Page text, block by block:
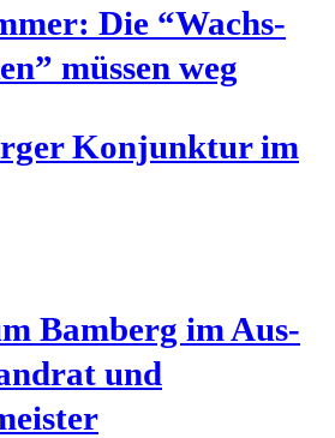
Die “Wachs­
müs­sen weg
Kon­junk­tur im
Bam­berg im Aus­
und